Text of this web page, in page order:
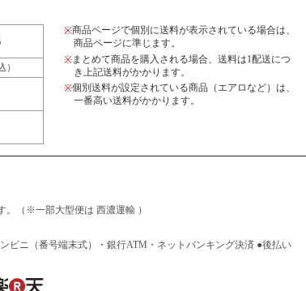
）
※商品ページで個別に送料が表示されている場合は、
商品ページに準じます。
※まとめて商品を購入される場合、送料は1配送につ
き上記送料がかかります。
※個別送料が設定されている商品（エアロなど）は、
一番高い送料がかかります。
（※一部大型便は 西濃運輸 ）
ニ（番号端末式）・銀行ATM・ネットバンキング決済 ●後払い